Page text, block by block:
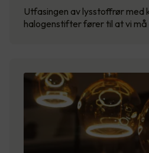
Utfasingen av lysstoffrør med
halogenstifter fører til at vi